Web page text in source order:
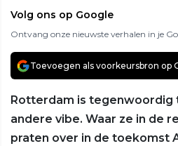
Volg ons op Google
Ontvang onze nieuwste verhalen in je
Toevoegen als voorkeursbron op
Rotterdam is tegenwoordig
andere vibe. Waar ze in de
praten over in de toekomst